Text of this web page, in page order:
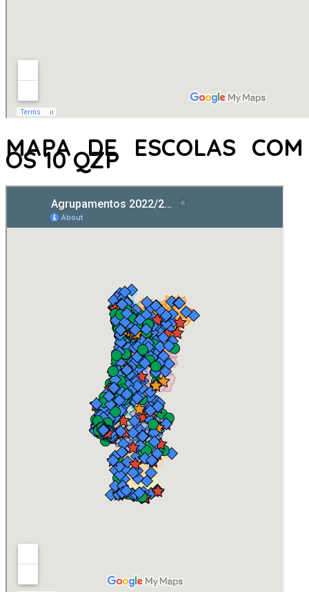
MAPA DE ESCOLAS COM
OS 10 QZP